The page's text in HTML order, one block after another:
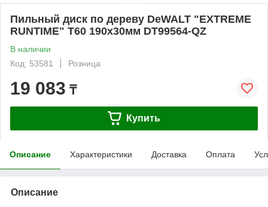
Пильный диск по дереву DeWALT "EXTREME
RUNTIME" T60 190x30мм DT99564-QZ
В наличии
Код: 53581
Розница
19 083 ₸
Купить
Описание Характеристики Доставка Оплата
Описание